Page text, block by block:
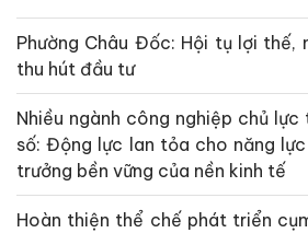
Phường Châu Đốc: Hội tụ lợi thế,
thu hút đầu tư
Nhiều ngành công nghiệp chủ
số: Động lực lan tỏa cho năng
trưởng bền vững của nền kinh tế
Hoàn thiện thể chế phát triển